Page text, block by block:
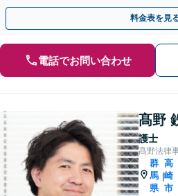
ご依頼後はLINE・メールなどでの対応も
料金表を見
電話でお問い合わせ
髙野
護士
髙野法律
群
馬
県
|
高
崎
市